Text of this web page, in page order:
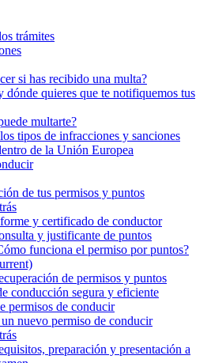
trámites
si has recibido una multa?
dónde quieres que te notifiquemos tus
multarte?
tipos de infracciones y sanciones
de la Unión Europea
de tus permisos y puntos
y certificado de conductor
y justificante de puntos
funciona el permiso por puntos?
de permisos y puntos
conducción segura y eficiente
permisos de conducir
nuevo permiso de conducir
preparación y presentación a